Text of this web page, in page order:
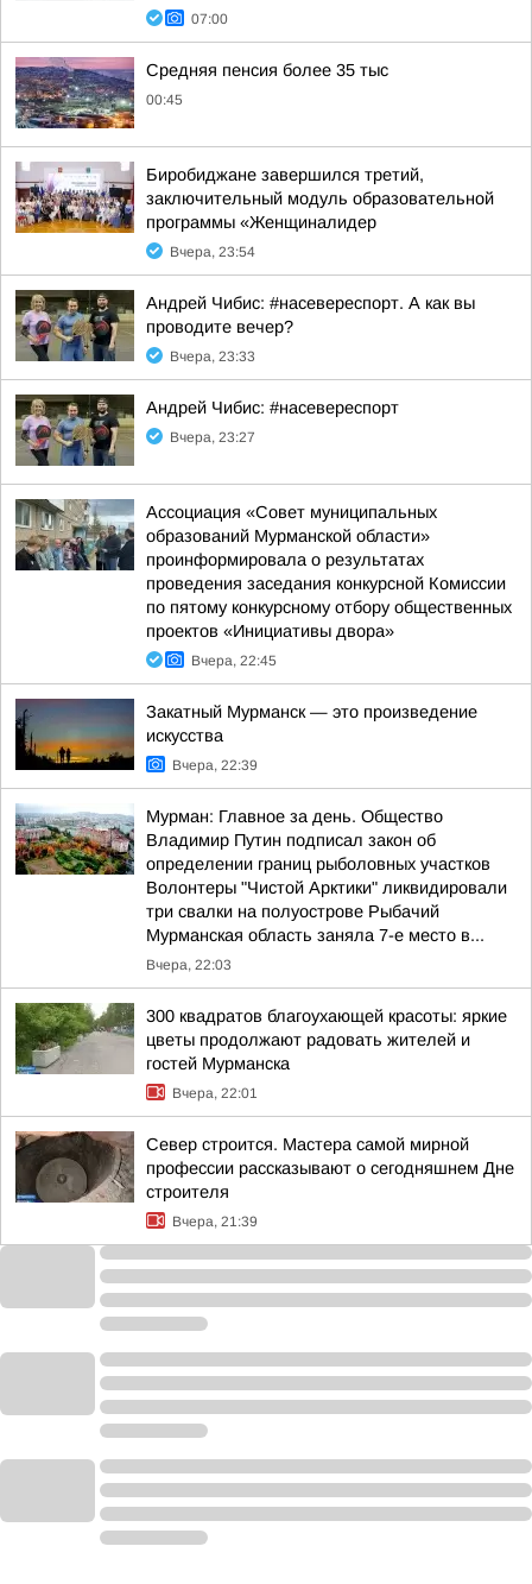
07:00
Средняя пенсия более 35 тыс
00:45
Биробиджане завершился третий,
заключительный модуль образовательной
программы «Женщиналидер
Вчера, 23:54
Андрей Чибис: #насевереспорт. А как вы
проводите вечер?
Вчера, 23:33
Андрей Чибис: #насевереспорт
Вчера, 23:27
Ассоциация «Совет муниципальных
образований Мурманской области»
проинформировала о результатах
проведения заседания конкурсной Комиссии
по пятому конкурсному отбору общественных
проектов «Инициативы двора»
Вчера, 22:45
Закатный Мурманск — это произведение
искусства
Вчера, 22:39
Мурман: Главное за день. Общество
Владимир Путин подписал закон об
определении границ рыболовных участков
Волонтеры "Чистой Арктики" ликвидировали
три свалки на полуострове Рыбачий
Мурманская область заняла 7-е место в...
Вчера, 22:03
300 квадратов благоухающей красоты: яркие
цветы продолжают радовать жителей и
гостей Мурманска
Вчера, 22:01
Север строится. Мастера самой мирной
профессии рассказывают о сегодняшнем Дне
строителя
Вчера, 21:39